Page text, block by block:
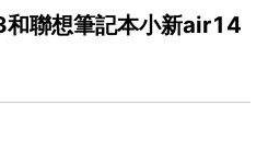
聯想筆記本小新air14